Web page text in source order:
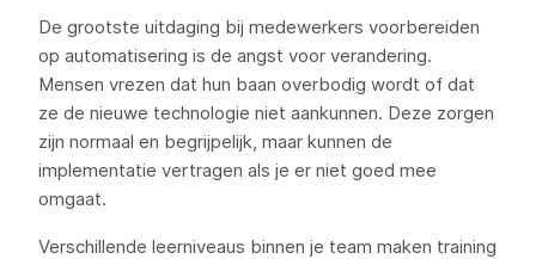
De grootste uitdaging bij medewerkers voorbereiden
op automatisering is de angst voor verandering.
Mensen vrezen dat hun baan overbodig wordt of dat
ze de nieuwe technologie niet aankunnen. Deze zorgen
zijn normaal en begrijpelijk, maar kunnen de
implementatie vertragen als je er niet goed mee
omgaat.
Verschillende leerniveaus binnen je team maken training